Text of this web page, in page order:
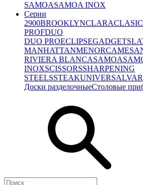
SAMOASAMOA INOX
Серии
2900BROOKLYNCLARA
PROFDUO
DUO PROECLIPSEGADGETS
MANHATTANMENORCAMESA
RIVIERA BLANCASAMOA
INOXSCISSORSSHARPENING
STEELSSTEAKUNIVERSAL
Доски разделочныеСтоловые